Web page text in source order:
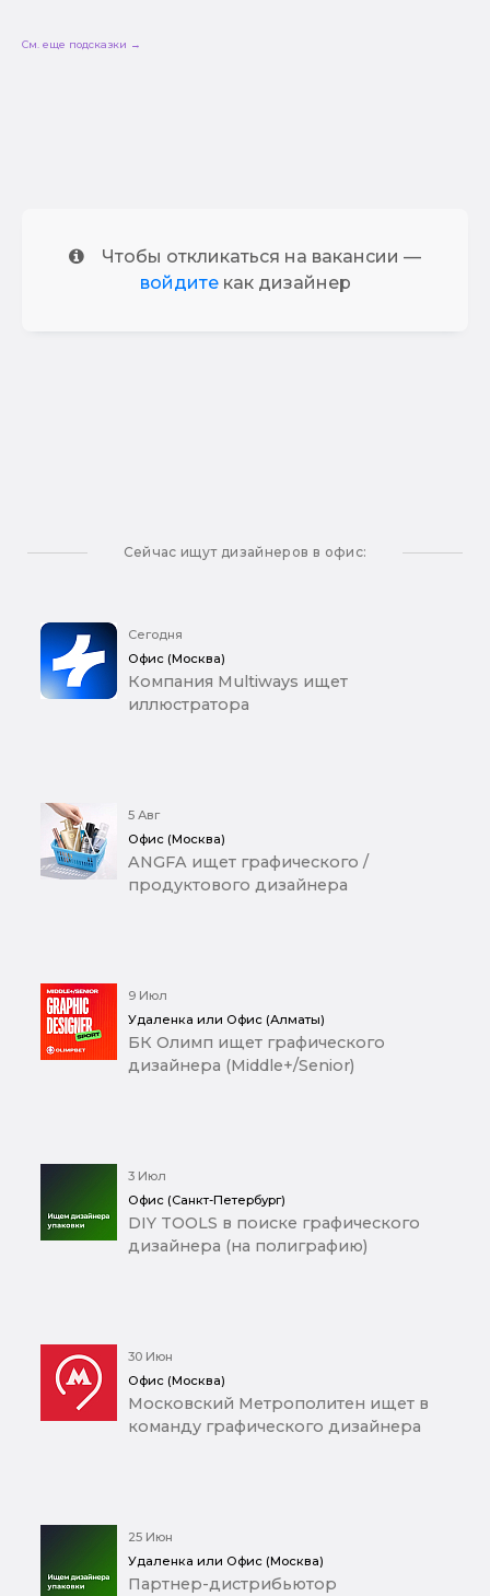
См. еще подсказки →
Чтобы откликаться на вакансии —
войдитекак дизайнер
Сейчас ищут дизайнеров в офис:
Сегодня
Офис (Москва)
Компания Multiways ищет
иллюстратора
5 Авг
Офис (Москва)
ANGFA ищет графического /
продуктового дизайнера
9 Июл
Удаленка или Офис (Алматы)
БК Олимп ищет графического
дизайнера (Middle+/Senior)
3 Июл
Офис (Санкт-Петербург)
DIY TOOLS в поиске графического
дизайнера (на полиграфию)
30 Июн
Офис (Москва)
Московский Метрополитен ищет в
команду графического дизайнера
25 Июн
Удаленка или Офис (Москва)
Партнер-дистрибьютор